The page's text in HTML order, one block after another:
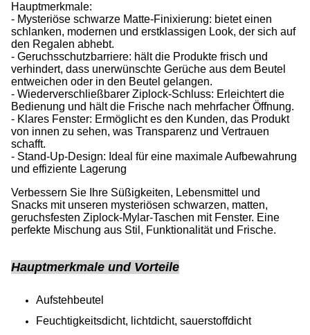
Hauptmerkmale:
- Mysteriöse schwarze Matte-Finixierung: bietet einen
schlanken, modernen und erstklassigen Look, der sich auf
den Regalen abhebt.
- Geruchsschutzbarriere: hält die Produkte frisch und
verhindert, dass unerwünschte Gerüche aus dem Beutel
entweichen oder in den Beutel gelangen.
- Wiederverschließbarer Ziplock-Schluss: Erleichtert die
Bedienung und hält die Frische nach mehrfacher Öffnung.
- Klares Fenster: Ermöglicht es den Kunden, das Produkt
von innen zu sehen, was Transparenz und Vertrauen
schafft.
- Stand-Up-Design: Ideal für eine maximale Aufbewahrung
und effiziente Lagerung
Verbessern Sie Ihre Süßigkeiten, Lebensmittel und
Snacks mit unseren mysteriösen schwarzen, matten,
geruchsfesten Ziplock-Mylar-Taschen mit Fenster. Eine
perfekte Mischung aus Stil, Funktionalität und Frische.
Hauptmerkmale und Vorteile
Aufstehbeutel
Feuchtigkeitsdicht, lichtdicht, sauerstoffdicht